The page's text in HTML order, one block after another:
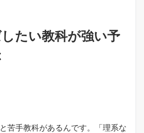
たい教科が強い予
苦手教科があるんです。「理系な